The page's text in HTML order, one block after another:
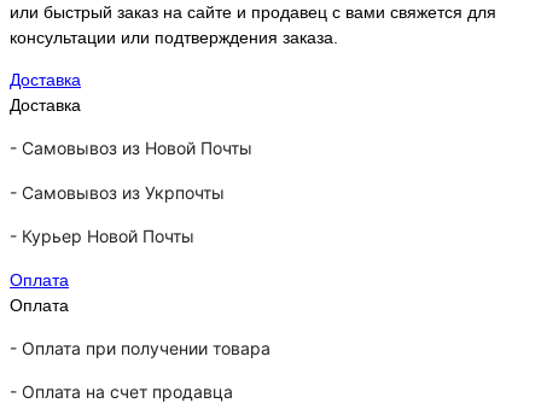
или быстрый заказ на сайте и продавец с вами свяжется для
консультации или подтверждения заказа.
Доставка
Доставка
- Самовывоз из Новой Почты
- Самовывоз из Укрпочты
- Курьер Новой Почты
Оплата
Оплата
- Оплата при получении товара
- Оплата на счет продавца